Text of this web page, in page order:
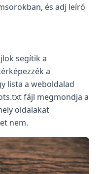
és adj leíró
segítik a
a
lista a weboldalad
fájl megmondja a
oldalakat
nem.